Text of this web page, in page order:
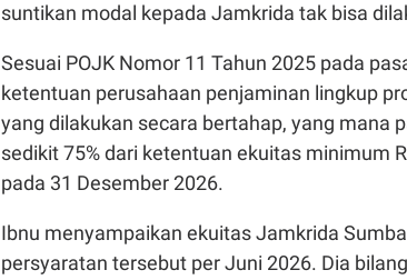
suntikan modal kepada Jamkrida tak bisa
Sesuai POJK Nomor 11 Tahun 2025 pada
ketentuan perusahaan penjaminan lingkup
yang dilakukan secara bertahap, yang mana
sedikit 75% dari ketentuan ekuitas minimum
pada 31 Desember 2026.
Ibnu menyampaikan ekuitas Jamkrida
persyaratan tersebut per Juni 2026. Dia